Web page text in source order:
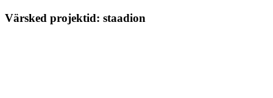
Värsked projektid: staadion